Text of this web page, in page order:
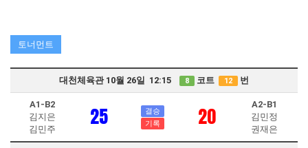
토너먼트
대천체육관 10월 26일 12:15 8 코트 12 번
A1-B2
김지은
김민주
25
결승
기록
20
A2-B1
김민정
권재은